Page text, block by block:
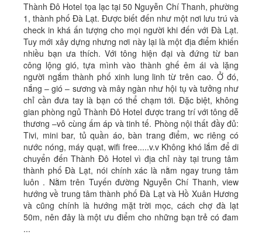
Thành Đô Hotel tọa lạc tại 50 Nguyễn Chí Thanh, phường
1, thành phố Đà Lạt. Được biết đến như một nơi lưu trú và
check in khá ấn tượng cho mọi người khi đến với Đà Lạt.
Tuy mới xây dựng nhưng nơi này lại là một địa điểm khiến
nhiều bạn ưa thích. Với tông hiện đại và đứng từ ban
công lộng gió, tựa mình vào thành ghế êm ái và lặng
người ngắm thành phố xinh lung linh từ trên cao. Ở đó,
nắng – gió – sương và mây ngàn như hội tụ và tưởng như
chỉ cần đưa tay là bạn có thể chạm tới. Đặc biệt, không
gian phòng ngủ Thành Đô Hotel được trang trí với tông dễ
thương –vô cùng ấm áp và tinh tế. Phòng nội thất đầy đủ:
Tivi, mini bar, tủ quần áo, bàn trang điểm, wc riêng có
nước nóng, máy quạt, wifi free.....v.v Không khó lắm để di
chuyển đến Thành Đô Hotel vì địa chỉ này tại trung tâm
thành phố Đà Lạt, nói chính xác là nằm ngay trung tâm
luôn . Nằm trên Tuyến đường Nguyễn Chí Thanh, view
hướng về trung tâm thành phố Đà Lạt và Hồ Xuân Hương
và cũng chính là hướng mặt trời mọc, cách chợ đà lạt
50m, nên đây là một ưu điểm cho những bạn trẻ có đam
...